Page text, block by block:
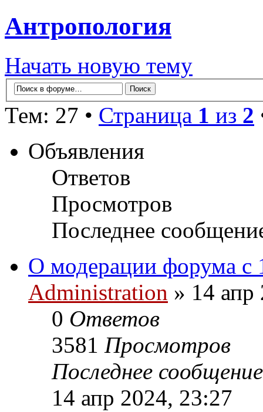
Антропология
Начать новую тему
Тем: 27 • Страница 1 из 2
Объявления
Ответов
Просмотров
Последнее
О модерации форума с
Administration » 14 апр
0 Ответов
3581 Просмотров
Последнее
14 апр 2024, 23:27